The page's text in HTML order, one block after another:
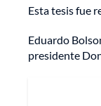
Esta tesis fue
Eduardo
presidente